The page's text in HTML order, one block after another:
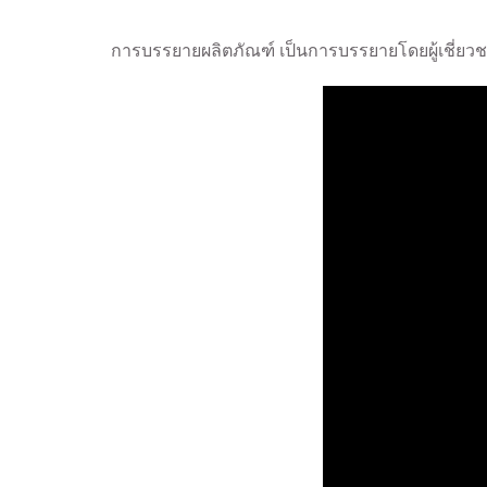
การบรรยายผลิตภัณฑ์ เป็นการบรรยายโดยผู้เชี่ยว